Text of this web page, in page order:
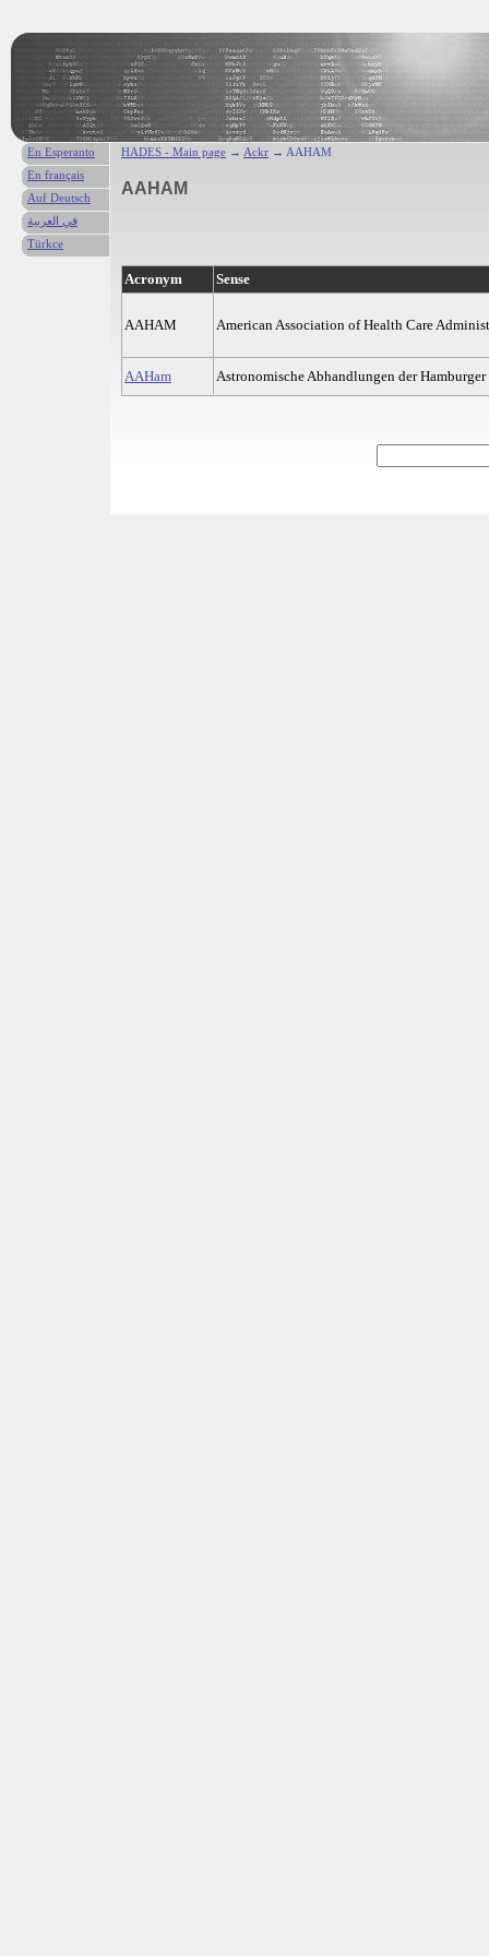
HADES - Main page → Ackr → AAHAM
AAHAM
Acronym Sense
AAHAM American Association of Health Care
AAHam Astronomische Abhandlungen der Hamburger
En Esperanto
En français
Auf Deutsch
في العربية
Türkce